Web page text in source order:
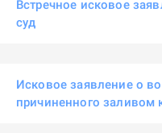
Встречное исковое
суд
Исковое заявление о
причиненного заливом